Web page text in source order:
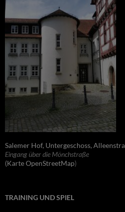
Salemer Hof, Untergeschoss,
Eingang über die Mönchstraße
(Karte OpenStreetMap)
TRAINING UND SPIEL